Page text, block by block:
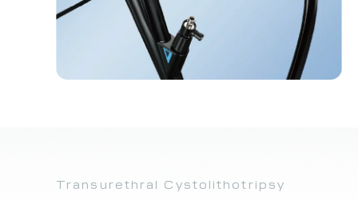
Transurethral Cystolithotripsy